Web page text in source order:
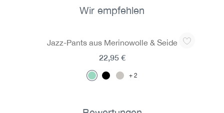
Wir empfehlen
Jazz-Pants aus Merinowolle & Seide
2
22,95 €